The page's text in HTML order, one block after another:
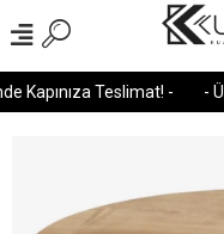
Kapınıza Teslimat! - -